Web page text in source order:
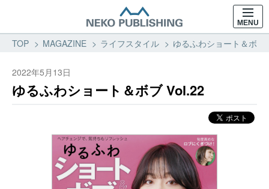
MENU
TOP MAGAZINE ライフスタイル ゆるふわショート＆ボ
2022年5月13日
ゆるふわショート＆ボブ Vol.22